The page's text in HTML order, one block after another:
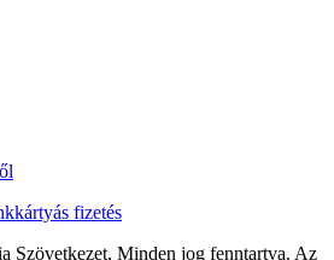
Szövetkezet, Minden jog fenntartva. Az